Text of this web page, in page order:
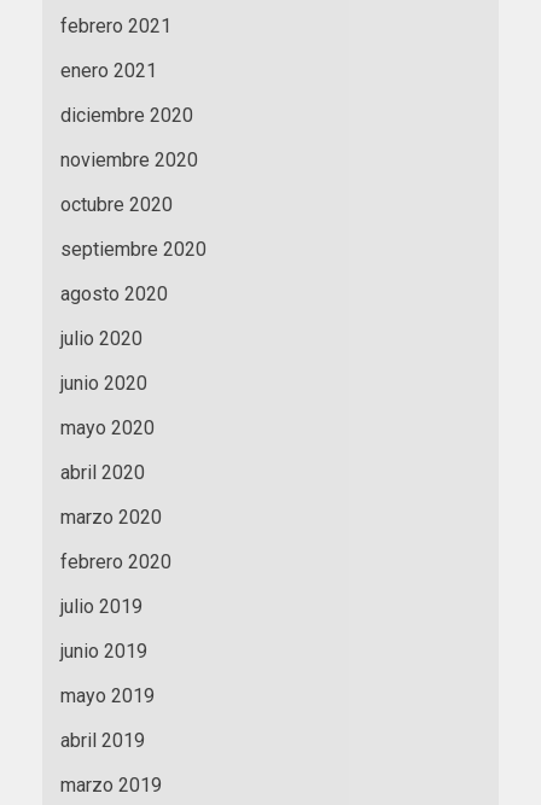
febrero 2021
enero 2021
diciembre 2020
noviembre 2020
octubre 2020
septiembre 2020
agosto 2020
julio 2020
junio 2020
mayo 2020
abril 2020
marzo 2020
febrero 2020
julio 2019
junio 2019
mayo 2019
abril 2019
marzo 2019